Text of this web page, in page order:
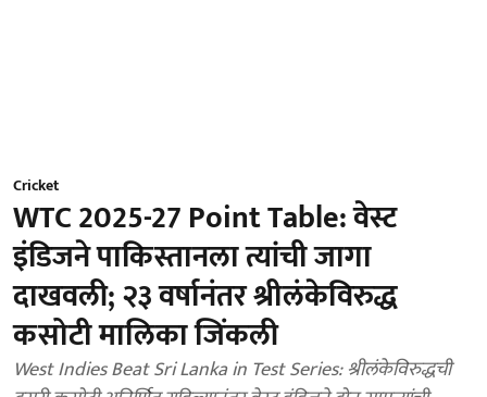
Cricket
WTC 2025-27 Point Table: वेस्ट
इंडिजने पाकिस्तानला त्यांची जागा
दाखवली; २३ वर्षानंतर श्रीलंकेविरुद्ध
कसोटी मालिका जिंकली
West Indies Beat Sri Lanka in Test Series: श्रीलंकेविरुद्धची